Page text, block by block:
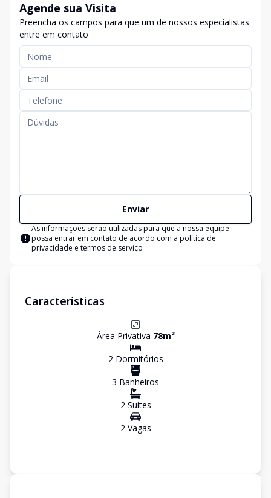
Agende sua Visita
Preencha os campos para que um de nossos especialistas
entre em contato
Enviar
As informações serão utilizadas para que a nossa equipe
possa entrar em contato de acordo com a política de
privacidade e termos de serviço
Características
Área Privativa 78m²
2Dormitórios
3 Banheiros
2Suítes
2Vagas